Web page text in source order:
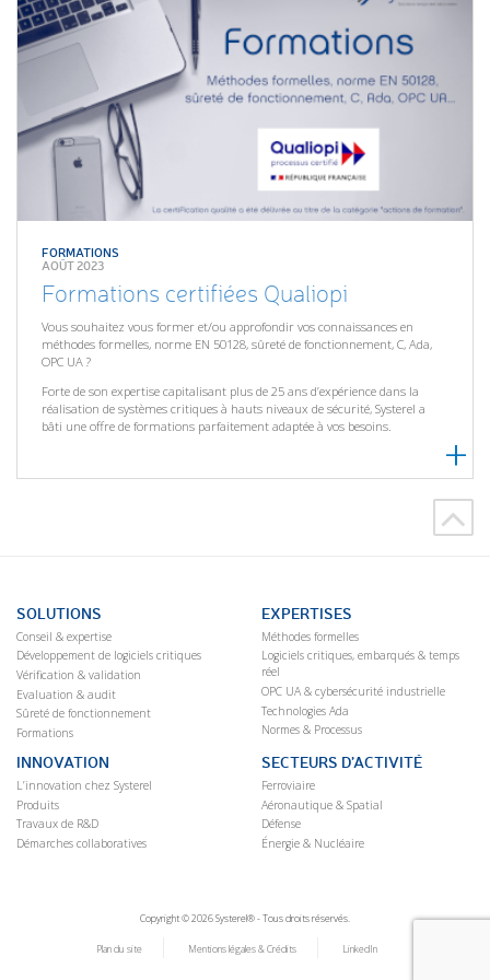
FORMATIONS
AOÛT 2023
Formations certifiées Qualiopi
Vous souhaitez vous former et/ou approfondir vos connaissances en
méthodes formelles, norme EN 50128, sûreté de fonctionnement, C, Ada,
OPC UA ?
Forte de son expertise capitalisant plus de 25 ans d’expérience dans la
réalisation de systèmes critiques à hauts niveaux de sécurité, Systerel a
bâti une offre de formations parfaitement adaptée à vos besoins.
SOLUTIONS
Conseil & expertise
Développement de logiciels critiques
Vérification & validation
Evaluation & audit
Sûreté de fonctionnement
Formations
EXPERTISES
Méthodes formelles
Logiciels critiques, embarqués & temps
réel
OPC UA & cybersécurité industrielle
Technologies Ada
Normes & Processus
INNOVATION
L’innovation chez Systerel
Produits
Travaux de R&D
Démarches collaboratives
SECTEURS D’ACTIVITÉ
Ferroviaire
Aéronautique & Spatial
Défense
Énergie & Nucléaire
Copyright © 2026 Systerel® - Tous droits réservés.
Plan du site Mentions légales & Crédits LinkedIn